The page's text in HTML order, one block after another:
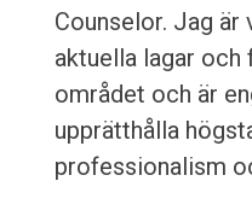
Counselor. Jag
aktuella lagar
området och är
upprätthålla
professionalism